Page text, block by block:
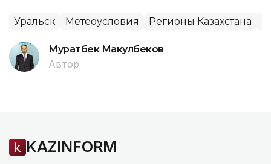
Уральск Метеоусловия Регионы Казахстана
Муратбек Макулбеков
Автор
KAZINFORM